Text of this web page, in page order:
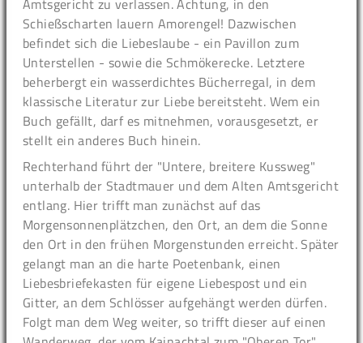
Amtsgericht zu verlassen. Achtung, in den
Schießscharten lauern Amorengel! Dazwischen
befindet sich die Liebeslaube - ein Pavillon zum
Unterstellen - sowie die Schmökerecke. Letztere
beherbergt ein wasserdichtes Bücherregal, in dem
klassische Literatur zur Liebe bereitsteht. Wem ein
Buch gefällt, darf es mitnehmen, vorausgesetzt, er
stellt ein anderes Buch hinein.
Rechterhand führt der "Untere, breitere Kussweg"
unterhalb der Stadtmauer und dem Alten Amtsgericht
entlang. Hier trifft man zunächst auf das
Morgensonnenplätzchen, den Ort, an dem die Sonne
den Ort in den frühen Morgenstunden erreicht. Später
gelangt man an die harte Poetenbank, einen
Liebesbriefekasten für eigene Liebespost und ein
Gitter, an dem Schlösser aufgehängt werden dürfen.
Folgt man dem Weg weiter, so trifft dieser auf einen